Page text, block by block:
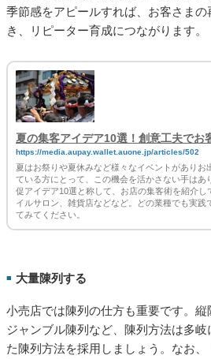
季節感をアピールすれば、お客さま
き、リピーター育成につながります。
夏の集客アイデア10選！創意工夫でお
https://media.aupay.wallet.auone.jp/articles/502
夏はお祭りや夏休みなど様々なイベントがありお
ている方にとって、この機会を活かさない手はあ
促アイデア10選と称して、お店の集客術を紹介
イルサロン、雑貨店などなど。どの業種でも実践
てみてください。
■ 大量陳列する
小売店では陳列の仕方も重要です。縦
ジャンブル陳列など、陳列方法は多
た陳列方法を採用しましょう。なお